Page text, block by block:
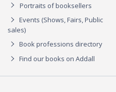
Portraits of booksellers
Events (Shows, Fairs, Public
sales)
Book professions directory
Find our books on Addall